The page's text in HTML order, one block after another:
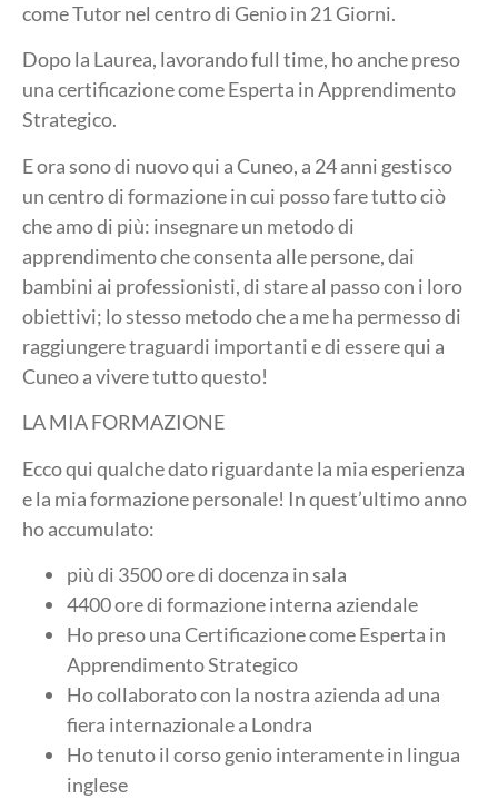
come Tutor nel centro di Genio in 21 Giorni.
Dopo la Laurea, lavorando full time, ho anche preso
una certificazione come Esperta in Apprendimento
Strategico.
E ora sono di nuovo qui a Cuneo, a 24 anni gestisco
un centro di formazione in cui posso fare tutto ciò
che amo di più: insegnare un metodo di
apprendimento che consenta alle persone, dai
bambini ai professionisti, di stare al passo con i loro
obiettivi; lo stesso metodo che a me ha permesso di
raggiungere traguardi importanti e di essere qui a
Cuneo a vivere tutto questo!
LA MIA FORMAZIONE
Ecco qui qualche dato riguardante la mia esperienza
e la mia formazione personale! In quest’ultimo anno
ho accumulato:
più di 3500 ore di docenza in sala
4400 ore di formazione interna aziendale
Ho preso una Certificazione come Esperta in
Apprendimento Strategico
Ho collaborato con la nostra azienda ad una
fiera internazionale a Londra
Ho tenuto il corso genio interamente in lingua
inglese